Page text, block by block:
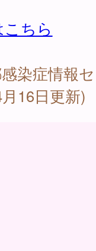
ちら
感染症情報
16日更新)